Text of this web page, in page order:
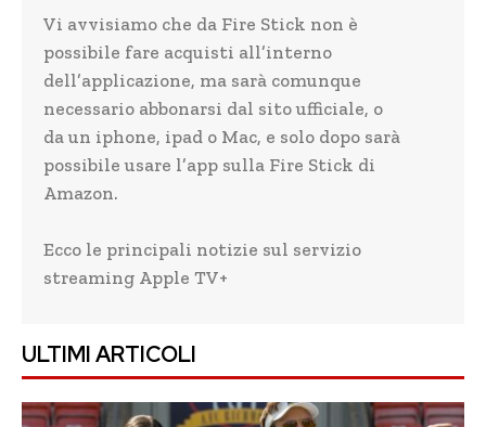
Vi avvisiamo che da Fire Stick non è
possibile fare acquisti all’interno
dell’applicazione, ma sarà comunque
necessario abbonarsi dal sito ufficiale, o
da un iphone, ipad o Mac, e solo dopo sarà
possibile usare l’app sulla Fire Stick di
Amazon.
Ecco le principali notizie sul servizio
streaming Apple TV+
ULTIMI ARTICOLI